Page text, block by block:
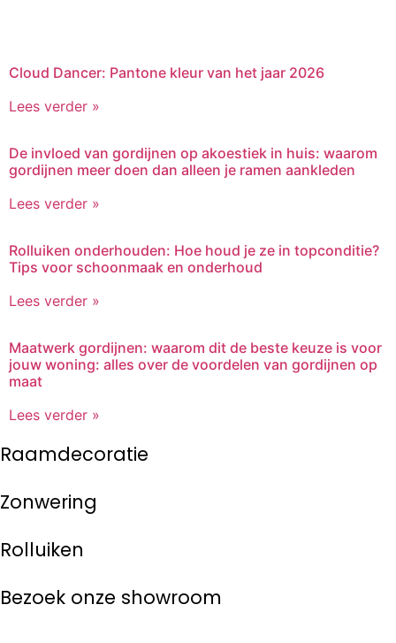
Cloud Dancer: Pantone kleur van het jaar 2026
Lees verder »
De invloed van gordijnen op akoestiek in huis: waarom
gordijnen meer doen dan alleen je ramen aankleden
Lees verder »
Rolluiken onderhouden: Hoe houd je ze in topconditie?
Tips voor schoonmaak en onderhoud
Lees verder »
Maatwerk gordijnen: waarom dit de beste keuze is voor
jouw woning: alles over de voordelen van gordijnen op
maat
Lees verder »
Raamdecoratie
Zonwering
Rolluiken
Bezoek onze showroom